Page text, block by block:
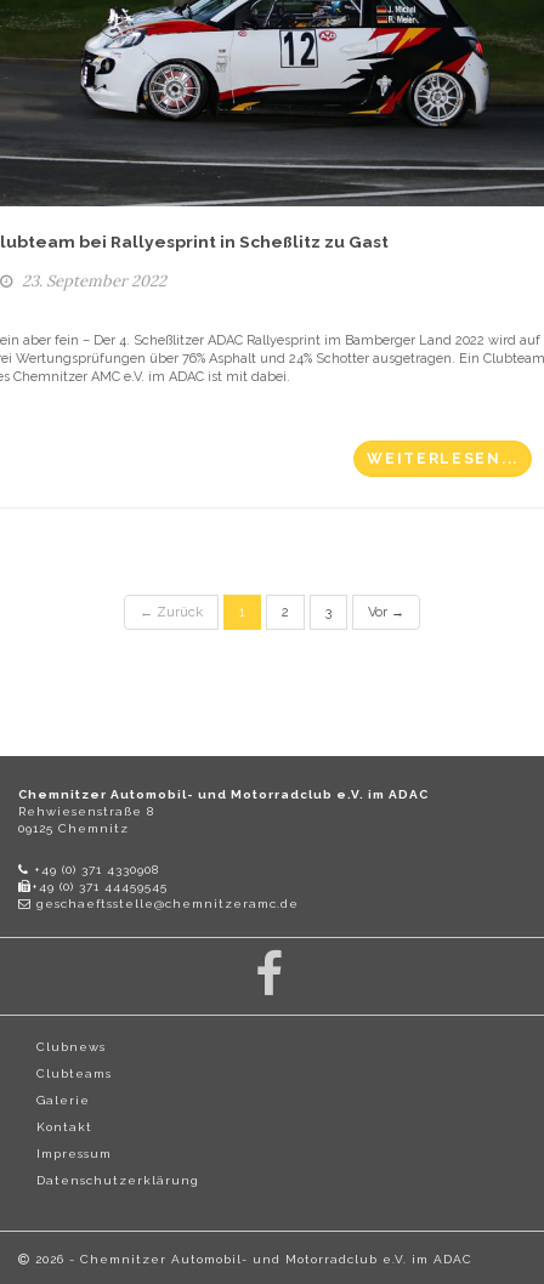
bei Rallyesprint in Scheßlitz zu Gast
23. September 2022
aber fein – Der 4. Scheßlitzer ADAC Rallyesprint im Bamberger Land 2022 wird auf
Wertungsprüfungen über 76% Asphalt und 24% Schotter ausgetragen. Ein Clubteam
Chemnitzer AMC e.V. im ADAC ist mit dabei.
WEITERLESEN...
← Zurück 1 2 3 Vor →
Chemnitzer Automobil- und Motorradclub e.V. im ADAC
Rehwiesenstraße 8
09125 Chemnitz
+49 (0) 371 4330908
+49 (0) 371 44459545
geschaeftsstelle@chemnitzeramc.de
Clubnews
Clubteams
Galerie
Kontakt
Impressum
Datenschutzerklärung
2026 - Chemnitzer Automobil- und Motorradclub e.V. im ADAC